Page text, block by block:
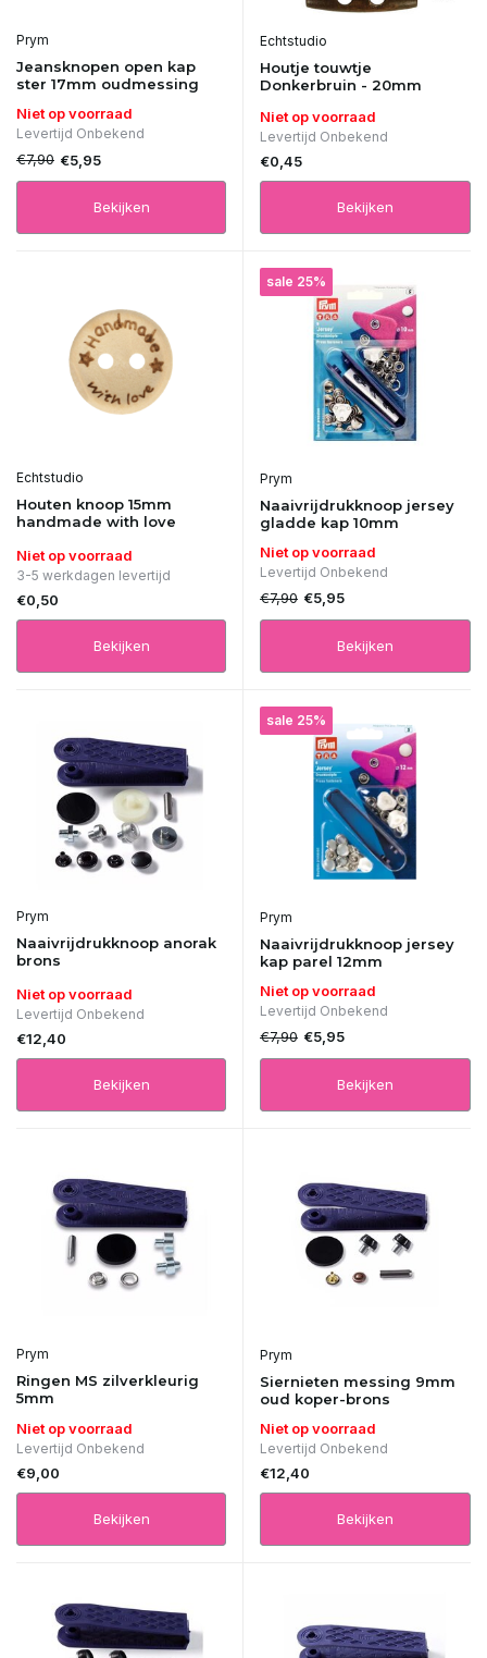
Prym
Jeansknopen open kap
ster 17mm oudmessing
Niet op voorraad
Levertijd Onbekend
€7,90 €5,95
Bekijken
Echtstudio
Houtje touwtje
Donkerbruin - 20mm
Niet op voorraad
Levertijd Onbekend
€0,45
Bekijken
Echtstudio
Houten knoop 15mm
handmade with love
Niet op voorraad
3-5 werkdagen levertijd
€0,50
Bekijken
sale 25%
Prym
Naaivrijdrukknoop jersey
gladde kap 10mm
Niet op voorraad
Levertijd Onbekend
€7,90 €5,95
Bekijken
Prym
Naaivrijdrukknoop anorak
brons
Niet op voorraad
Levertijd Onbekend
€12,40
Bekijken
sale 25%
Prym
Naaivrijdrukknoop jersey
kap parel 12mm
Niet op voorraad
Levertijd Onbekend
€7,90 €5,95
Bekijken
Prym
Ringen MS zilverkleurig
5mm
Niet op voorraad
Levertijd Onbekend
€9,00
Bekijken
Prym
Siernieten messing 9mm
oud koper-brons
Niet op voorraad
Levertijd Onbekend
€12,40
Bekijken